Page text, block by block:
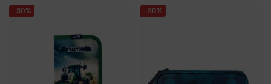
-30% -30%